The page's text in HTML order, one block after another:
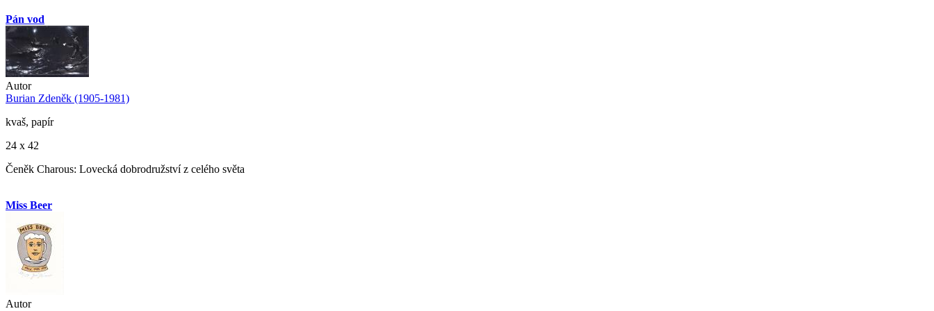
Pán vod
Autor
Burian Zdeněk (1905-1981)
kvaš, papír
24 x 42
Čeněk Charous: Lovecká dobrodružství z celého světa
Miss Beer
Autor